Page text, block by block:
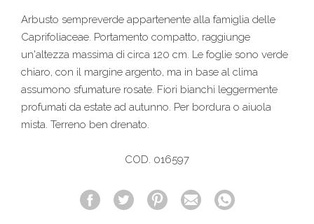
Arbusto sempreverde appartenente alla famiglia delle
Caprifoliaceae. Portamento compatto, raggiunge
un'altezza massima di circa 120 cm. Le foglie sono verde
chiaro, con il margine argento, ma in base al clima
assumono sfumature rosate. Fiori bianchi leggermente
profumati da estate ad autunno. Per bordura o aiuola
mista. Terreno ben drenato.
COD. 016597